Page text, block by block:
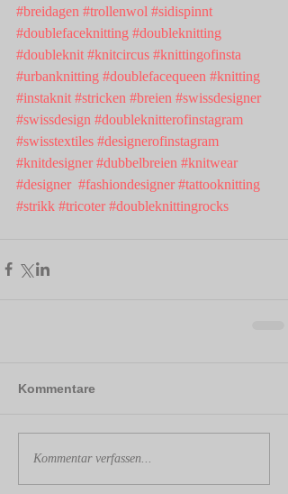
#breidagen #trollenwol #sidispinnt
#doublefaceknitting #doubleknitting
#doubleknit #knitcircus #knittingofinsta
#urbanknitting #doublefacequeen #knitting
#instaknit #stricken #breien #swissdesigner
#swissdesign #doubleknitterofinstagram
#swisstextiles #designerofinstagram
#knitdesigner #dubbelbreien #knitwear
#designer #fashiondesigner #tattooknitting
#strikk #tricoter #doubleknittingrocks
Kommentare
Kommentar verfassen...